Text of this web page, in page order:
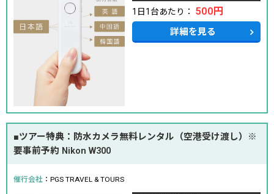
1日1台あたり： 500円
詳細を見る
■ツアー特典：防水カメラ無料レンタル（空港受け渡し）※
要事前予約 Nikon W300
催行会社 ：PGS TRAVEL & TOURS